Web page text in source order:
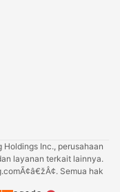
Inc., perusahaan
layanan terkait lainnya.
Semua hak